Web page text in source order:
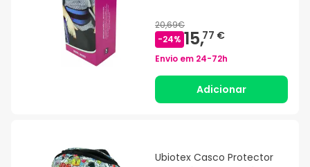
20,69€
-24% 15,77 €
Envio em 24-72h
Adicionar
Ubiotex Casco Protector